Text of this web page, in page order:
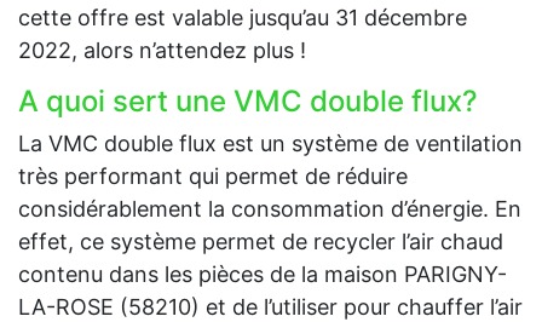
cette offre est valable jusqu’au 31 décembre
2022, alors n’attendez plus !
A quoi sert une VMC double flux?
La VMC double flux est un système de ventilation
très performant qui permet de réduire
considérablement la consommation d’énergie. En
effet, ce système permet de recycler l’air chaud
contenu dans les pièces de la maison PARIGNY-
LA-ROSE (58210) et de l’utiliser pour chauffer l’air